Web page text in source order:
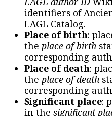
identifiers of
LAGL Catalog.
Place of birth:
the place of birth
corresponding
Place of death:
the place of death
corresponding
Significant place:
in the significant